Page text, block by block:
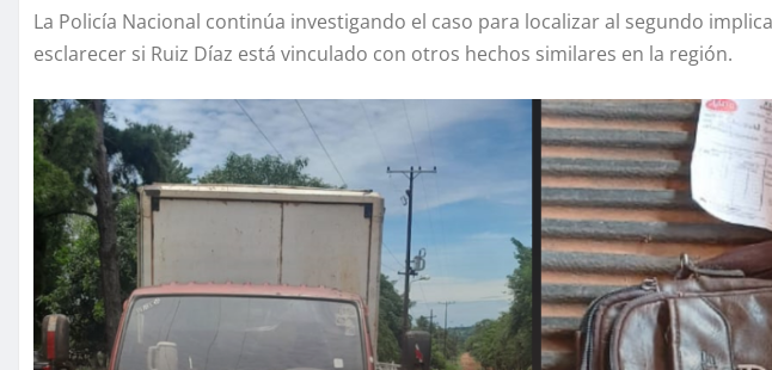
La Policía Nacional continúa investigando el caso para localizar al segundo
esclarecer si Ruiz Díaz está vinculado con otros hechos similares en la región.